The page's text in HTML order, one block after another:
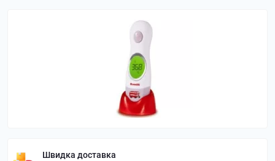
Швидка доставка